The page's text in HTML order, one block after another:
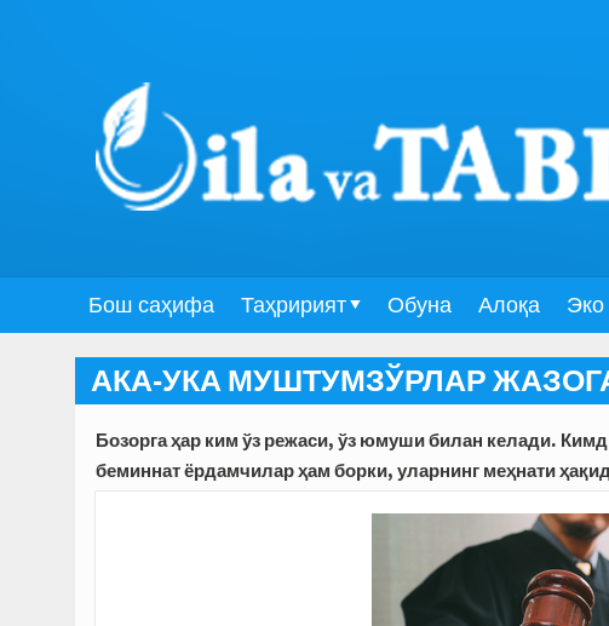
Бош саҳифа Таҳририят Обуна Алоқа
АКА-УКА МУШТУМЗЎРЛАР
Бозорга ҳар ким ўз режаси, ўз юмуши билан келади.
беминнат ёрдамчилар ҳам борки, уларнинг меҳнати